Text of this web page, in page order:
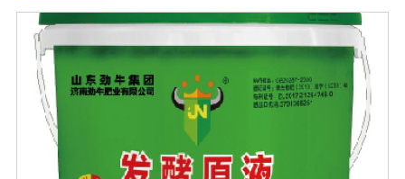
杀灭作用的化学物质，再辅助特殊增效剂，能快速、高效
抑制作物真菌、细菌病害。不仅有效地预防和控制多种作
物疾病的危害，还具有预防根腐病、枯萎病、锈枯病、黄
萎病、立枯病等多种病害功效，等土传病害的抗病力；从
而有效地解决由土传病害引起的作物根部病害及蔬菜苗期
病害。同时还有提高作物免疫力和抗逆性，促进作物生
长，改善品质，促进生长的代谢产物，促进根系生长，产
生分解不溶性磷酸盐、硅酸盐和含钾矿物的代谢产物，促
进植物对磷、钾、硅等营养元素的利用；增产30%-50%；
提早成熟，最终达到增产增收的目的。且持效期较长，对